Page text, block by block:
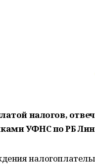
налогов,
УФНС по РБ